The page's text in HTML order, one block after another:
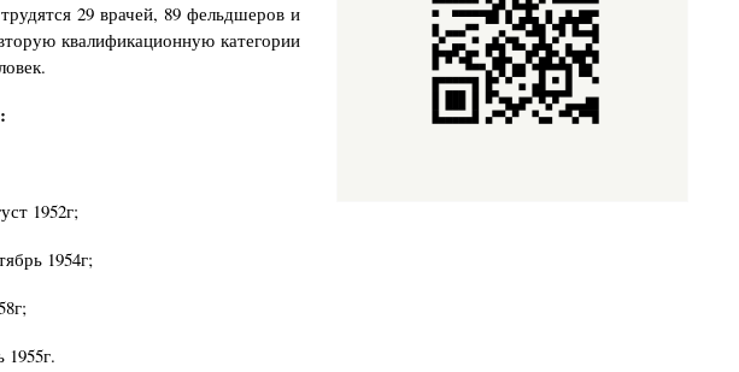
29 врачей, 89 фельдшеров и
квалификационную категории
1952г;
1954г;